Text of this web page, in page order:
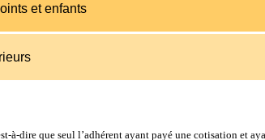
et enfants
à-dire que seul l’adhérent ayant payé une cotisation et